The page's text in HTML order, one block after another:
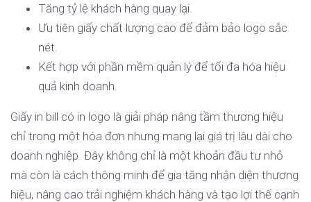
Tăng tỷ lệ khách hàng quay lại.
Ưu tiên giấy chất lượng cao để đảm bảo logo sắc
nét.
Kết hợp với phần mềm quản lý để tối đa hóa hiệu
quả kinh doanh.
Giấy in bill có in logo là giải pháp nâng tầm thương hiệu
chỉ trong một hóa đơn nhưng mang lại giá trị lâu dài cho
doanh nghiệp. Đây không chỉ là một khoản đầu tư nhỏ
mà còn là cách thông minh để gia tăng nhận diện thương
hiệu, nâng cao trải nghiệm khách hàng và tạo lợi thế cạnh